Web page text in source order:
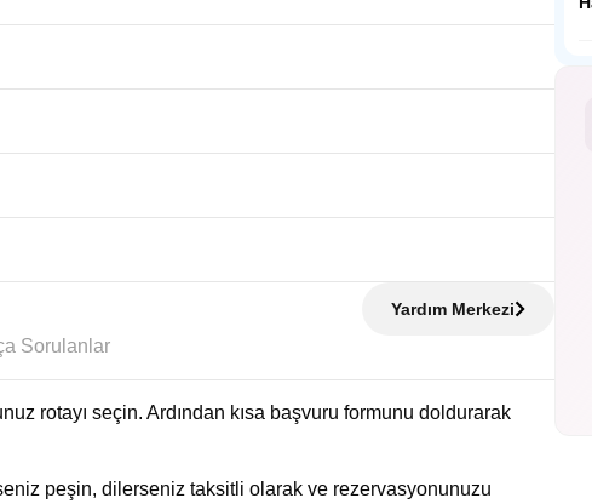
Yardım Merkezi
Sıkça Sorulanlar
rotayı seçin. Ardından kısa başvuru formunu doldurarak
peşin, dilerseniz taksitli olarak ve rezervasyonunuzu